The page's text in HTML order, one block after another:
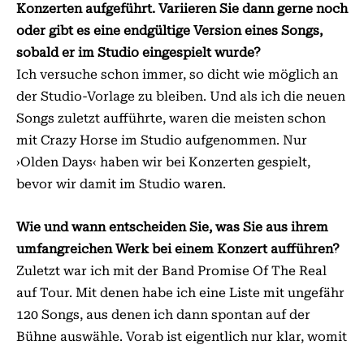
Konzerten aufgeführt. Variieren Sie dann gerne noch
oder gibt es eine endgültige Version eines Songs,
sobald er im Studio eingespielt wurde?
Ich versuche schon immer, so dicht wie möglich an
der Studio-Vorlage zu bleiben. Und als ich die neuen
Songs zuletzt aufführte, waren die meisten schon
mit Crazy Horse im Studio aufgenommen. Nur
›Olden Days‹ haben wir bei Konzerten gespielt,
bevor wir damit im Studio waren.
Wie und wann entscheiden Sie, was Sie aus ihrem
umfangreichen Werk bei einem Konzert aufführen?
Zuletzt war ich mit der Band Promise Of The Real
auf Tour. Mit denen habe ich eine Liste mit ungefähr
120 Songs, aus denen ich dann spontan auf der
Bühne auswähle. Vorab ist eigentlich nur klar, womit